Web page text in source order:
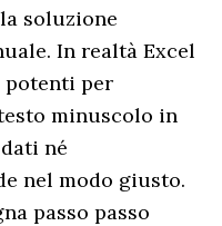
soluzione
In realtà Excel
potenti per
minuscolo in
né
nel modo giusto.
passo passo